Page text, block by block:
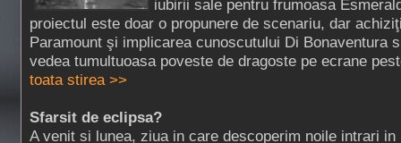
iubirii sale pentru frumoasa
proiectul este doar o propunere de scenariu, dar
Paramount şi implicarea cunoscutului Di Bonaventura
vedea tumultuoasa poveste de dragoste pe ecrane
toata stirea >>
Sfarsit de eclipsa?
A venit si lunea, ziua in care descoperim noile intrari in